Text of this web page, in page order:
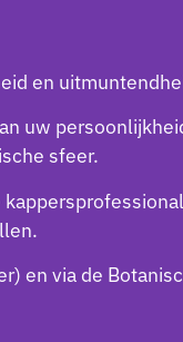
en
uw
sfeer.
en via de